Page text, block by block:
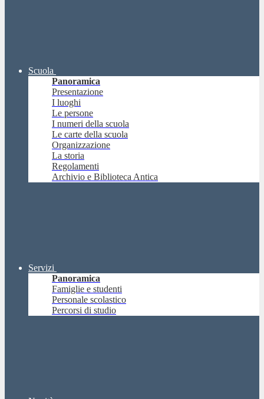
Scuola
Panoramica
Presentazione
I luoghi
Le persone
I numeri della scuola
Le carte della scuola
Organizzazione
La storia
Regolamenti
Archivio e Biblioteca Antica
Servizi
Panoramica
Famiglie e studenti
Personale scolastico
Percorsi di studio